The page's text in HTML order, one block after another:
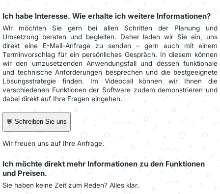
Ich habe Interesse. Wie erhalte ich weitere Informationen?
Wir möchten Sie gern bei allen Schritten der Planung und
Umsetzung beraten und begleiten. Daher laden wir Sie ein, uns
direkt eine E-Mail-Anfrage zu senden – gern auch mit einem
Terminvorschlag für ein persönliches Gespräch. In diesem können
wir den umzusetzenden Anwendungsfall und dessen funktionale
und technische Anforderungen besprechen und die bestgeeignete
Lösungsstrategie finden. Im Videocall können wir Ihnen die
verschiedenen Funktionen der Software zudem demonstrieren und
dabei direkt auf Ihre Fragen eingehen.
💬 Schreiben Sie uns
Wir freuen uns auf Ihre Anfrage.
Ich möchte direkt mehr Informationen zu den Funktionen
und Preisen.
Sie haben keine Zeit zum Reden? Alles klar.